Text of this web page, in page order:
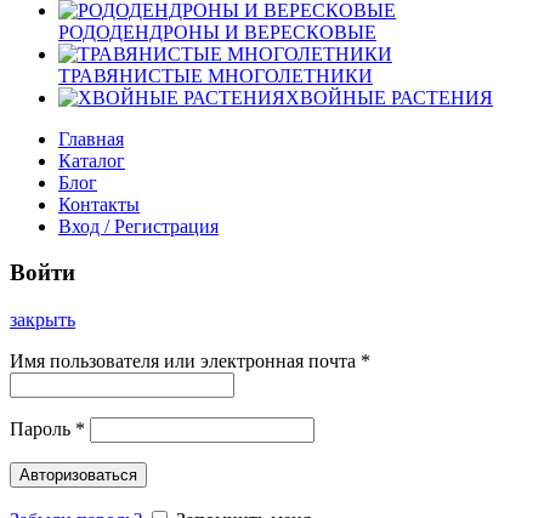
РОДОДЕНДРОНЫ И ВЕРЕСКОВЫЕ
ТРАВЯНИСТЫЕ МНОГОЛЕТНИКИ
ХВОЙНЫЕ РАСТЕНИЯ
Главная
Каталог
Блог
Контакты
Вход / Регистрация
Войти
закрыть
Имя пользователя или электронная почта *
Пароль *
Авторизоваться